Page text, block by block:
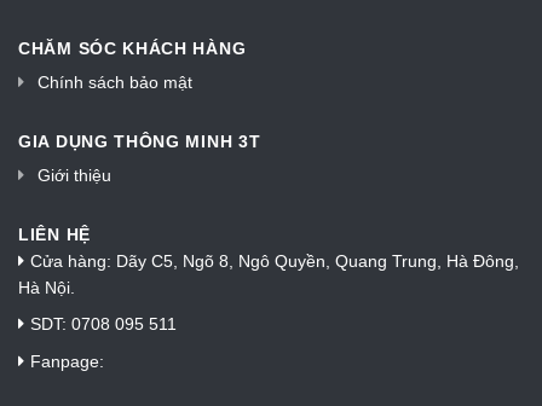
CHĂM SÓC KHÁCH HÀNG
Chính sách bảo mật
GIA DỤNG THÔNG MINH 3T
Giới thiệu
LIÊN HỆ
Cửa hàng: Dãy C5, Ngõ 8, Ngô Quyền, Quang Trung, Hà Đông,
Hà Nội.
SDT: 0708 095 511
Fanpage: